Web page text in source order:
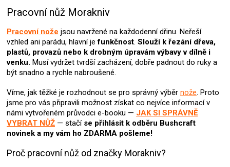
p
r
v
k
y
v
p
i
s
u
Pracovní nůž Morakniv
Pracovní nože jsou navržené na každodenní dřinu. Neřeší
vzhled ani parádu, hlavní jefunkčnost. Slouží k řezání dřeva,
plastů, provazů nebo k drobným úpravám výbavy v dílně i
venku. Musí vydržet tvrdší zacházení, dobře padnout do ruky a
být snadno a rychle nabroušené.
Víme, jak těžké je rozhodnout se pro správný výběr nože. Proto
jsme pro vás připravili možnost získat co nejvíce informací v
námi vytvořeném průvodci e-booku — JAK SI SPRÁVNĚ
VYBRAT NŮŽ — stačí se přihlásit k odběru Bushcraft
novinek a my vám ho ZDARMA pošleme!
Proč pracovní nůž od značky Morakniv?